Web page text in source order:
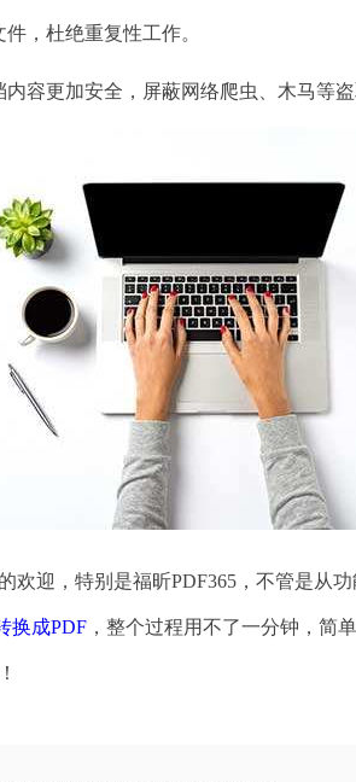
，杜绝重复性工作。
更加安全，屏蔽网络爬虫、木马等盗
迎，特别是福昕PDF365，不管是从
换成PDF ，整个过程用不了一分钟，简